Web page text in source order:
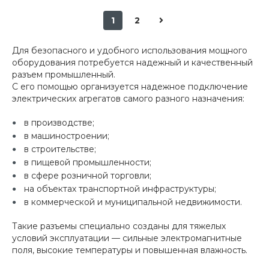
1 2
Для безопасного и удобного использования мощного
оборудования потребуется надежный и качественный
разъем промышленный.
С его помощью организуется надежное подключение
электрических агрегатов самого разного назначения:
в производстве;
в машиностроении;
в строительстве;
в пищевой промышленности;
в сфере розничной торговли;
на объектах транспортной инфраструктуры;
в коммерческой и муниципальной недвижимости.
Такие разъемы специально созданы для тяжелых
условий эксплуатации — сильные электромагнитные
поля, высокие температуры и повышенная влажность.